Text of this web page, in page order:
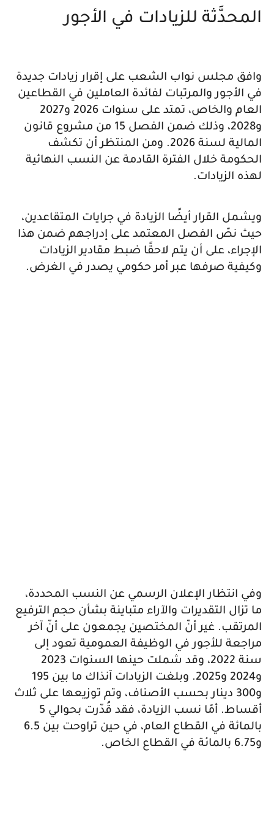
المحدَّثة للزيادات في الأجور
وافق مجلس نواب الشعب على إقرار زيادات جديدة
في الأجور والمرتبات لفائدة العاملين في القطاعين
العام والخاص، تمتد على سنوات 2026 و2027
و2028، وذلك ضمن الفصل 15 من مشروع قانون
المالية لسنة 2026. ومن المنتظر أن تكشف
الحكومة خلال الفترة القادمة عن النسب النهائية
لهذه الزيادات.
ويشمل القرار أيضًا الزيادة في جرايات المتقاعدين،
حيث نصّ الفصل المعتمد على إدراجهم ضمن هذا
الإجراء، على أن يتم لاحقًا ضبط مقادير الزيادات
وكيفية صرفها عبر أمر حكومي يصدر في الغرض.
وفي انتظار الإعلان الرسمي عن النسب المحددة،
ما تزال التقديرات والآراء متباينة بشأن حجم الترفيع
المرتقب. غير أنّ المختصين يجمعون على أنّ آخر
مراجعة للأجور في الوظيفة العمومية تعود إلى
سنة 2022، وقد شملت حينها السنوات 2023
و2024 و2025. وبلغت الزيادات آنذاك ما بين 195
و300 دينار بحسب الأصناف، وتم توزيعها على ثلاث
أقساط. أمّا نسب الزيادة، فقد قُدّرت بحوالي 5
بالمائة في القطاع العام، في حين تراوحت بين 6.5
و6.75 بالمائة في القطاع الخاص.